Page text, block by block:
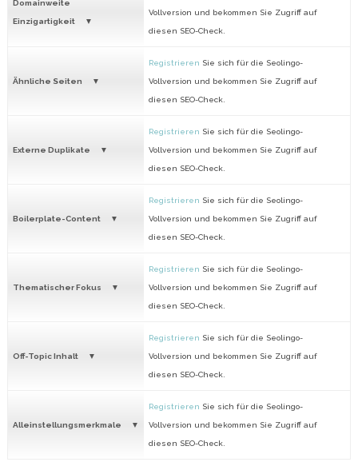
Domainweite
Einzigartigkeit
Vollversion und bekommen Sie Zugriff auf
diesen SEO-Check.
Ähnliche Seiten
Registrieren Sie sich für die Seolingo-
Vollversion und bekommen Sie Zugriff auf
diesen SEO-Check.
Externe Duplikate
Registrieren Sie sich für die Seolingo-
Vollversion und bekommen Sie Zugriff auf
diesen SEO-Check.
Boilerplate-Content
Registrieren Sie sich für die Seolingo-
Vollversion und bekommen Sie Zugriff auf
diesen SEO-Check.
Thematischer Fokus
Registrieren Sie sich für die Seolingo-
Vollversion und bekommen Sie Zugriff auf
diesen SEO-Check.
Off-Topic Inhalt
Registrieren Sie sich für die Seolingo-
Vollversion und bekommen Sie Zugriff auf
diesen SEO-Check.
Alleinstellungsmerkmale
Registrieren Sie sich für die Seolingo-
Vollversion und bekommen Sie Zugriff auf
diesen SEO-Check.